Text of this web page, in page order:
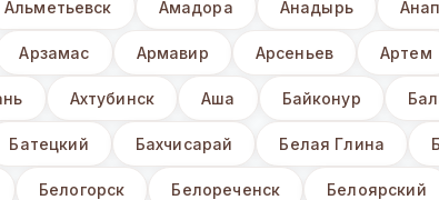
Альметьевск Амадора Анадырь
Арзамас Армавир Арсеньев Артем
Ахтубинск Аша Байконур
Батецкий Бахчисарай Белая Глина
Белогорск Белореченск Белоярский